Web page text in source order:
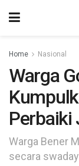
Home Nasional
Warga
Perbaiki
Warga Bener
secara